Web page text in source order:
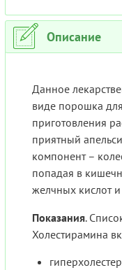
Описание
Данное
виде порошка
приготовления
приятный
компонент –
попадая в
желчных кислот
Показания.
Холестирамина